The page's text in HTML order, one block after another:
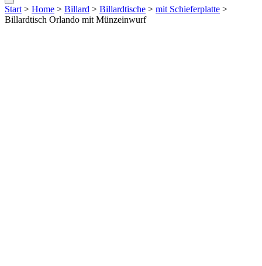
Start > Home > Billard > Billardtische > mit Schieferplatte >
Billardtisch Orlando mit Münzeinwurf